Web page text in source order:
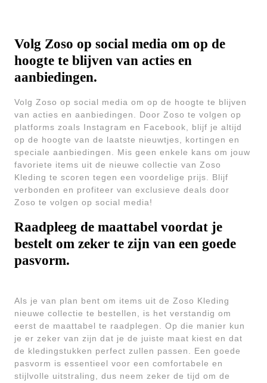
Volg Zoso op social media om op de
hoogte te blijven van acties en
aanbiedingen.
Volg Zoso op social media om op de hoogte te blijven
van acties en aanbiedingen. Door Zoso te volgen op
platforms zoals Instagram en Facebook, blijf je altijd
op de hoogte van de laatste nieuwtjes, kortingen en
speciale aanbiedingen. Mis geen enkele kans om jouw
favoriete items uit de nieuwe collectie van Zoso
Kleding te scoren tegen een voordelige prijs. Blijf
verbonden en profiteer van exclusieve deals door
Zoso te volgen op social media!
Raadpleeg de maattabel voordat je
bestelt om zeker te zijn van een goede
pasvorm.
Als je van plan bent om items uit de Zoso Kleding
nieuwe collectie te bestellen, is het verstandig om
eerst de maattabel te raadplegen. Op die manier kun
je er zeker van zijn dat je de juiste maat kiest en dat
de kledingstukken perfect zullen passen. Een goede
pasvorm is essentieel voor een comfortabele en
stijlvolle uitstraling, dus neem zeker de tijd om de